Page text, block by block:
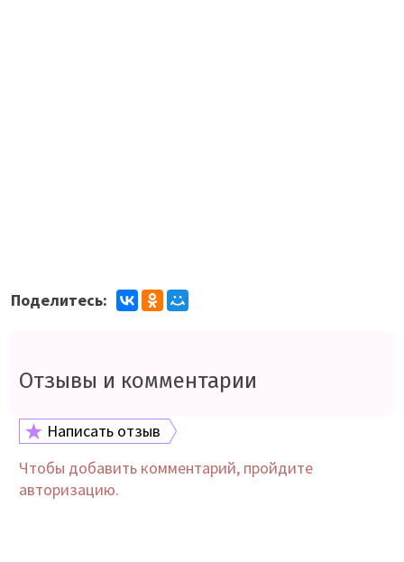
Поделитесь:
Отзывы и комментарии
Написать отзыв
Чтобы добавить комментарий, пройдите
авторизацию.